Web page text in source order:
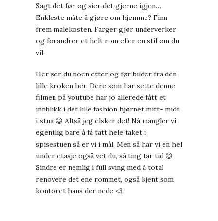
Sagt det før og sier det gjerne igjen…
Enkleste måte å gjøre om hjemme? Finn
frem malekosten. Farger gjør underverker
og forandrer et helt rom eller en stil om du
vil.
Her ser du noen etter og før bilder fra den
lille kroken her. Dere som har sette denne
filmen på youtube har jo allerede fått et
innblikk i det lille fashion hjørnet mitt- midt
i stua 😀 Altså jeg elsker det! Nå mangler vi
egentlig bare å få tatt hele taket i
spisestuen så er vi i mål. Men så har vi en hel
under etasje også vet du, så ting tar tid 😉
Sindre er nemlig i full sving med å total
renovere det ene rommet, også kjent som
kontoret hans der nede <3